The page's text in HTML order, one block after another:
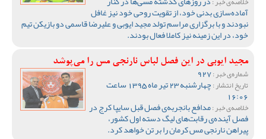
آماده‌سازی بدنی خود، از تقویت روحی خود نیز غافل
نبودند و با برگزاری مراسم تولد مجید ایوبی و علیرضا قاسمی دو بازیکن تیم
خود، در این زمینه نیز کاملا فعال بودند.
مجید ایوبی در این فصل لباس نارنجی مس را می‌پوشد
شماره‌ی خبر :
تاریخ انتشار : چهارشنبه 23 تیر ماه 1395 ساعت
16:06
خلاصه‌ی خبر :مدافع بانجربه‌ی فصل قبل سایپا کرج در
فصل آینده‌ی رقابت‌های لیگ دسته اول کشور،
پیراهن نارنجی مس کرمان را بر تن خواهد کرد.